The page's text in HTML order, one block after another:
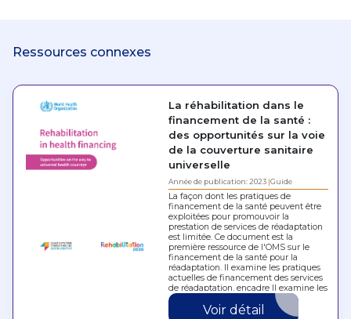
Ressources connexes
La réhabilitation dans le
financement de la santé :
des opportunités sur la voie
de la couverture sanitaire
universelle
Année de publication: 2023 Guide
La façon dont les pratiques de
financement de la santé peuvent être
exploitées pour promouvoir la
prestation de services de réadaptation
est limitée. Ce document est la
première ressource de l'OMS sur le
financement de la santé pour la
réadaptation. Il examine les pratiques
actuelles de financement des services
de réadaptation, encadre Il examine les
pratiques…
Voir détail